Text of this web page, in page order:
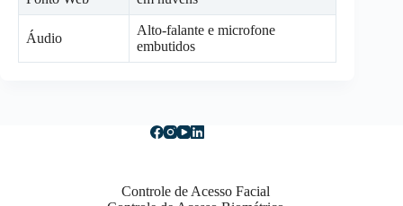
Áudio
Alto-falante e microfone
embutidos
Controle de Acesso Facial